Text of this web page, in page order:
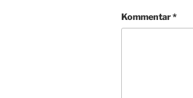
Kommentar*